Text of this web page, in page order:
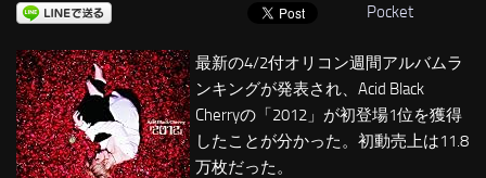
Pocket
最新の4/2付オリコン週間アルバムラ
ンキングが発表され、Acid Black
Cherryの「2012」が初登場1位を獲得
したことが分かった。初動売上は11.8
万枚だった。